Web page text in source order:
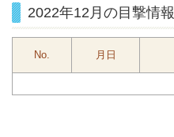
2022年12月の目撃情報
No. 月日